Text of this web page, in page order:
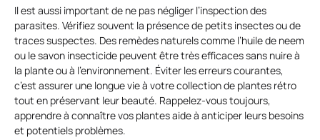
Il est aussi important de ne pas négliger l’inspection des
parasites. Vérifiez souvent la présence de petits insectes ou de
traces suspectes. Des remèdes naturels comme l’huile de neem
ou le savon insecticide peuvent être très efficaces sans nuire à
la plante ou à l’environnement. Éviter les erreurs courantes,
c’est assurer une longue vie à votre collection de plantes rétro
tout en préservant leur beauté. Rappelez-vous toujours,
apprendre à connaître vos plantes aide à anticiper leurs besoins
et potentiels problèmes.